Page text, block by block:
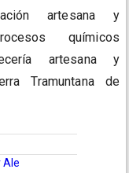
artesana y
químicos
artesana y
Tramuntana de
Ale